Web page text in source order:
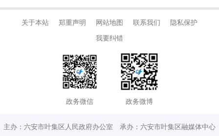
关于本站 郑重声明 网站地图 联系我们
隐私保护
我要纠错
政务微信 政务微博
主办：六安市叶集区人民政府办公室 承办：六安市叶集区融媒体中心